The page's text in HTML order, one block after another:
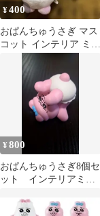
¥400
おぱんちゅうさぎ マス
コット インテリア ミニ
フィギュア 2種セット
¥800
おぱんちゅうさぎ8個セ
ット インテリアミニ